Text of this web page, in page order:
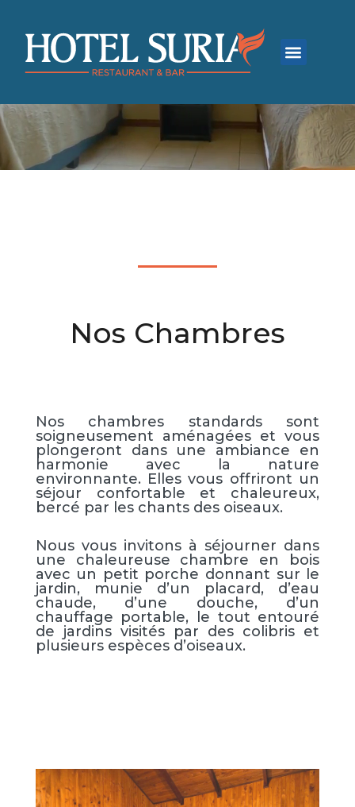
Nos Chambres
Nos chambres standards sont
soigneusement aménagées et vous
plongeront dans une ambiance en
harmonie avec la nature
environnante. Elles vous offriront un
séjour confortable et chaleureux,
bercé par les chants des oiseaux.
Nous vous invitons à séjourner dans
une chaleureuse chambre en bois
avec un petit porche donnant sur le
jardin, munie d’un placard, d’eau
chaude, d’une douche, d’un
chauffage portable, le tout entouré
de jardins visités par des colibris et
plusieurs espèces d’oiseaux.